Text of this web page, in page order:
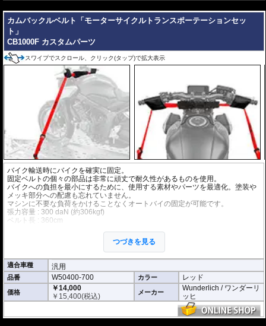
カムバックルベルト「モーターサイクルトランスポーテーションセッ
ト」
CB1000F カスタムパーツ
スワイプでスクロール、クリック(タップ)で拡大表示
バイク輸送時にバイクを確実に固定。
固定ベルトの個々の部品は非常に頑丈で耐久性があるものを使用。
バイクへの負担を最小にするために、使用する素材やパーツを最適化。塗装や
メッキ部分への配慮も忘れていません。
マシンに不要な負荷をかけることなくオートバイの固定が可能です。
張力容量 : 300 daN (約306kgf)
ベルト長 : 360cm
つづきを見る
適合車種 汎用
品番 W50400-700 カラー レッド
価格
￥14,000
￥ 15,400(税込) メーカー
Wunderlich / ワンダーリ
ッヒ